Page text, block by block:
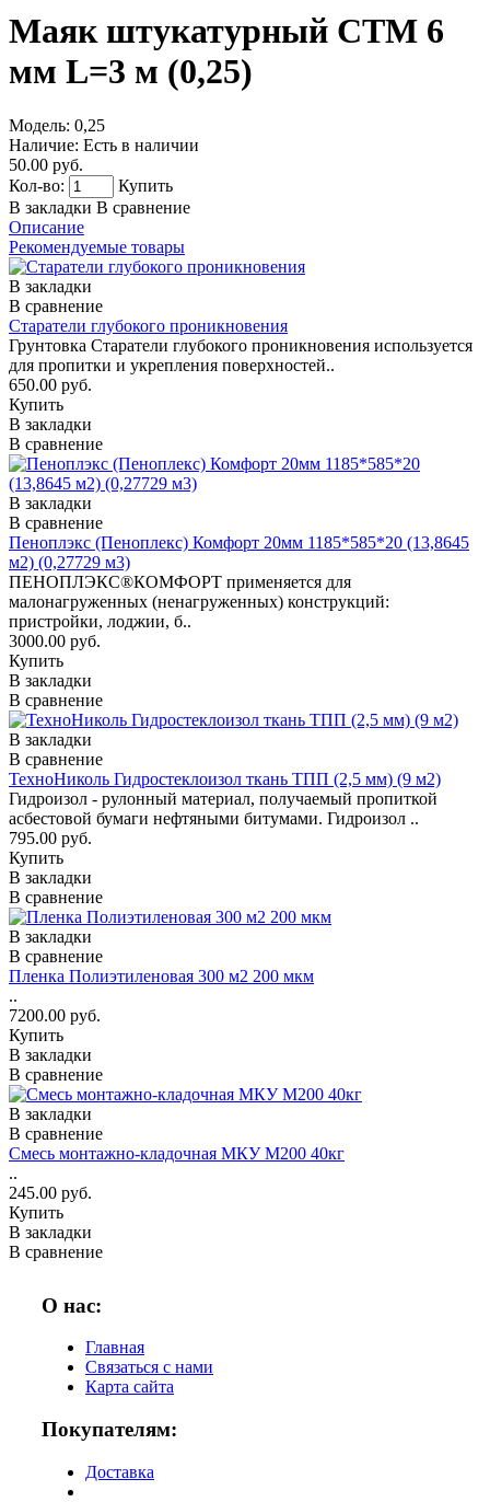
Маяк штукатурный СТМ 6
мм L=3 м (0,25)
Модель: 0,25
Наличие: Есть в наличии
50.00 руб.
Кол-во:
Купить
В закладки В сравнение
Описание
Рекомендуемые товары
В закладки
В сравнение
Старатели глубокого проникновения
Грунтовка Старатели глубокого проникновения используется
для пропитки и укрепления поверхностей..
650.00 руб.
Купить
В закладки
В сравнение
В закладки
В сравнение
Пеноплэкс (Пеноплекс) Комфорт 20мм 1185*585*20 (13,8645
м2) (0,27729 м3)
ПЕНОПЛЭКС®КОМФОРТ применяется для
малонагруженных (ненагруженных) конструкций:
пристройки, лоджии, б..
3000.00 руб.
Купить
В закладки
В сравнение
В закладки
В сравнение
ТехноНиколь Гидростеклоизол ткань ТПП (2,5 мм) (9 м2)
Гидроизол - рулонный материал, получаемый пропиткой
асбестовой бумаги нефтяными битумами. Гидроизол ..
795.00 руб.
Купить
В закладки
В сравнение
В закладки
В сравнение
Пленка Полиэтиленовая 300 м2 200 мкм
..
7200.00 руб.
Купить
В закладки
В сравнение
В закладки
В сравнение
Смесь монтажно-кладочная МКУ М200 40кг
..
245.00 руб.
Купить
В закладки
В сравнение
О нас:
Главная
Связаться с нами
Карта сайта
Покупателям:
Доставка